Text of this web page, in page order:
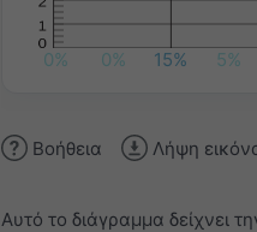
0% 0% 15% 5%
Βοήθεια Λήψη
Αυτό το διάγραμμα δείχνει